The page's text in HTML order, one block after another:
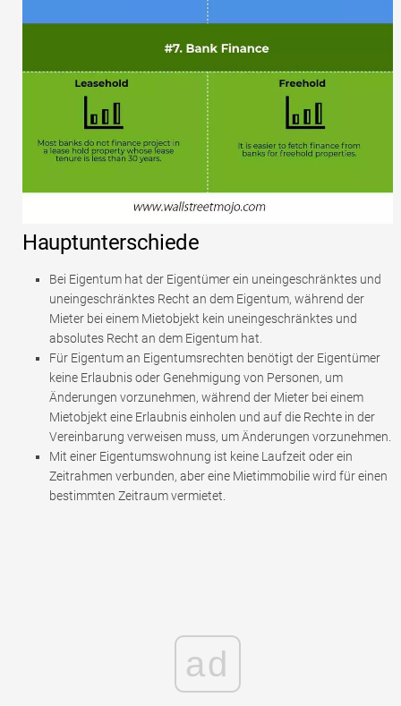
Hauptunterschiede
Bei Eigentum hat der Eigentümer ein uneingeschränktes und
uneingeschränktes Recht an dem Eigentum, während der
Mieter bei einem Mietobjekt kein uneingeschränktes und
absolutes Recht an dem Eigentum hat.
Für Eigentum an Eigentumsrechten benötigt der Eigentümer
keine Erlaubnis oder Genehmigung von Personen, um
Änderungen vorzunehmen, während der Mieter bei einem
Mietobjekt eine Erlaubnis einholen und auf die Rechte in der
Vereinbarung verweisen muss, um Änderungen vorzunehmen.
Mit einer Eigentumswohnung ist keine Laufzeit oder ein
Zeitrahmen verbunden, aber eine Mietimmobilie wird für einen
bestimmten Zeitraum vermietet.
ad